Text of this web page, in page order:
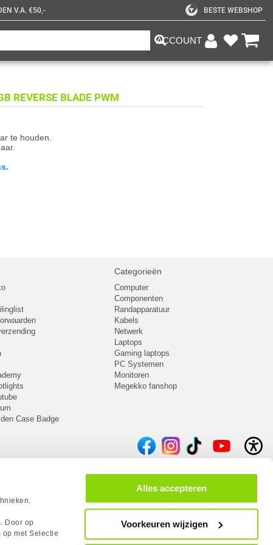
Door op
met Selectie
Alles accepteren
Voorkeuren wijzigen
V.A. €50,- BESTE WEBSHOP
ACCOUNT
REVERSE BLADE PWM
te houden.
Case Badge
Categorieën
Computer
Componenten
Randapparatuur
Kabels
Netwerk
Laptops
Gaming laptops
PC Systemen
Monitoren
Megekko fanshop